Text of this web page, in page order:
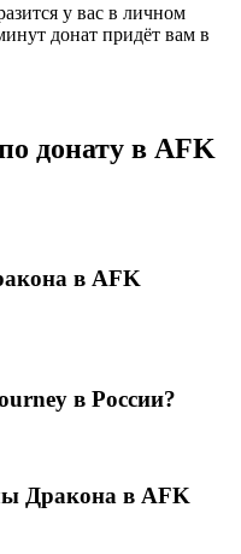
у вас в личном
донат придёт вам в
донату в AFK
в AFK
в России?
Дракона в AFK